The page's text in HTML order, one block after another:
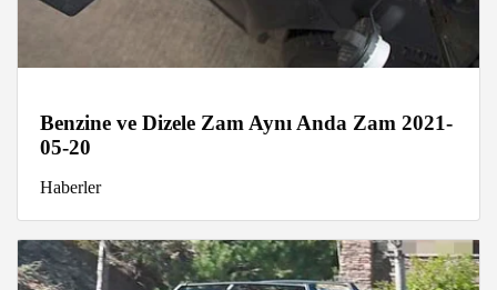
Benzine ve Dizele Zam Aynı Anda Zam 2021-
05-20
Haberler